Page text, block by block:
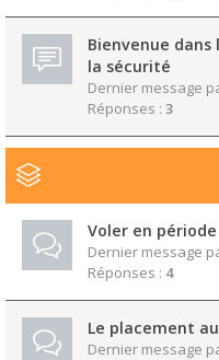
Bienvenue
la sécurité
Dernier message
Réponses : 3
Voler en
Dernier message
Réponses : 4
Le placement
Dernier message